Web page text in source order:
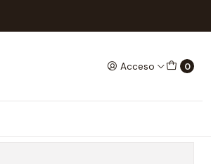
Acceso 0
Musk